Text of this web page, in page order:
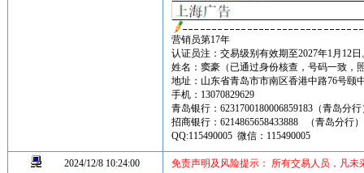
营销员第17年
认证员注：交易级别有效期至2027年1月12日
姓名：窦豪（已通过身份核查，号码一致，
地址：山东省青岛市市南区香港中路76号颐
手机：13070829629
青岛银行：6231700180006859183（青岛分
招商银行：6214865658433888 （青岛分行
QQ:115490005 微信：115490005
2024/12/8 10:24:00 免责声明及风险提示： 所有交易人员，凡